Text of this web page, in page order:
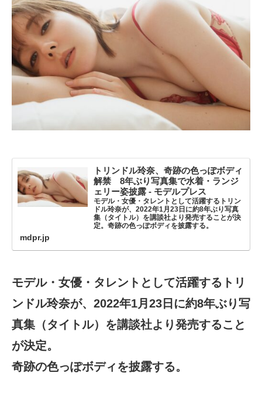
トリンドル玲奈、奇跡の色っぽボディ
解禁 8年ぶり写真集で水着・ランジ
ェリー姿披露 - モデルプレス
モデル・女優・タレントとして活躍するトリン
ドル玲奈が、2022年1月23日に約8年ぶり写真
集（タイトル）を講談社より発売することが決
定。奇跡の色っぽボディを披露する。
mdpr.jp
モデル・女優・タレントとして活躍するトリ
ンドル玲奈が、2022年1月23日に約8年ぶり写
真集（タイトル）を講談社より発売すること
が決定。
奇跡の色っぽボディを披露する。